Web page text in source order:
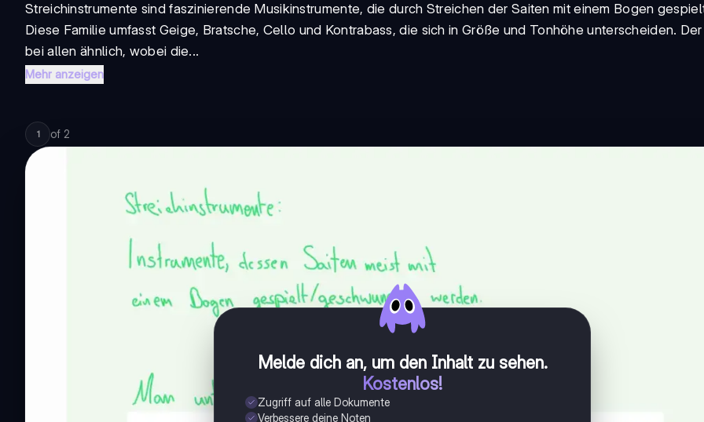
Streichinstrumente sind faszinierende Musikinstrumente, die durch Streichen der Saiten mit einem Bogen
Diese Familie umfasst Geige, Bratsche, Cello und Kontrabass, die sich in Größe und Tonhöhe unterscheiden.
bei allen ähnlich, wobei die...
Mehr anzeigen
1 of 2
Melde dich an, um den Inhalt zu sehen.
Kostenlos!
Zugriff auf alle Dokumente
Verbessere deine Noten